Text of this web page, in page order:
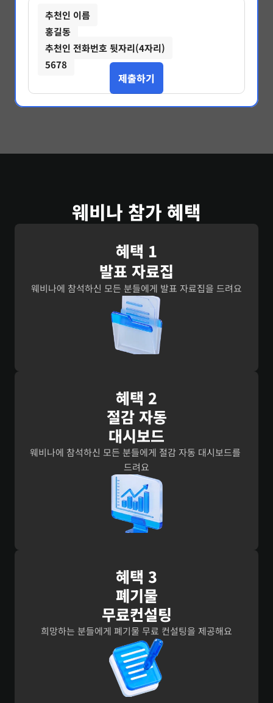
추천인 이름
홍길동
추천인 전화번호 뒷자리(4자리)
5678
제출하기
웨비나 참가 혜택
혜택 1
발표 자료집
웨비나에 참석하신 모든 분들에게 발표 자료집을 드려요
혜택 2
절감 자동
대시보드
웨비나에 참석하신 모든 분들에게 절감 자동 대시보드를
드려요
혜택 3
폐기물
무료컨설팅
희망하는 분들에게 폐기물 무료 컨설팅을 제공해요